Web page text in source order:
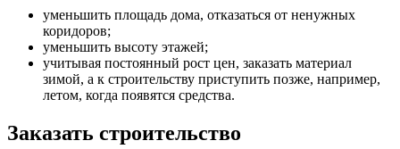
уменьшить площадь дома, отказаться от ненужных
коридоров;
уменьшить высоту этажей;
учитывая постоянный рост цен, заказать материал
зимой, а к строительству приступить позже, например,
летом, когда появятся средства.
Заказать строительство